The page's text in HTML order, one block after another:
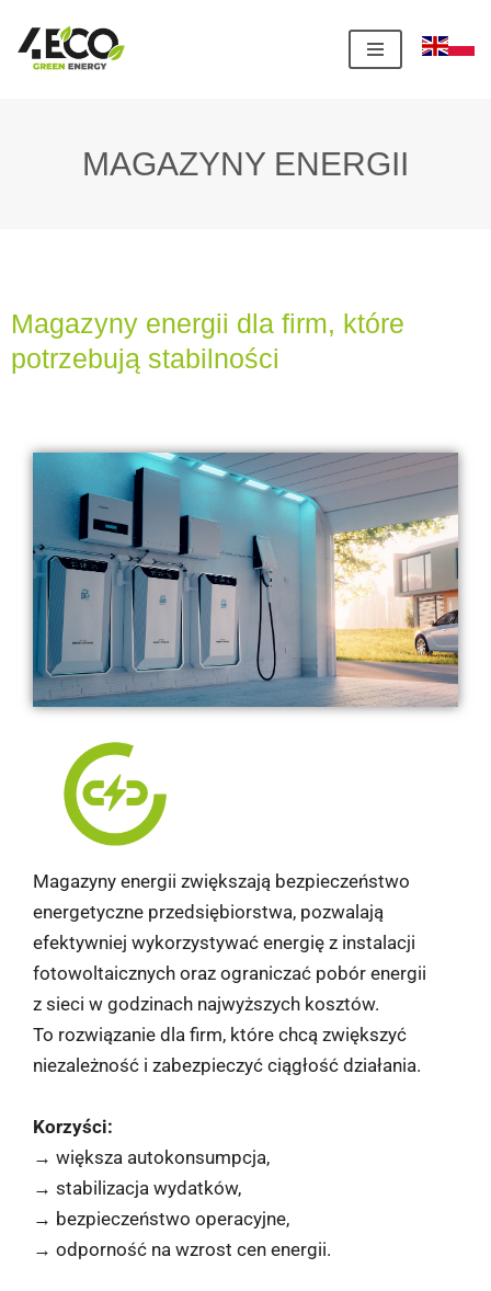
Przejdź
MAGAZYNY ENERGII
Magazyny energii dla firm, które
potrzebują stabilności
Magazyny energii zwiększają bezpieczeństwo
energetyczne przedsiębiorstwa, pozwalają
efektywniej wykorzystywać energię z instalacji
fotowoltaicznych oraz ograniczać pobór energii
z sieci w godzinach najwyższych kosztów.
To rozwiązanie dla firm, które chcą zwiększyć
niezależność i zabezpieczyć ciągłość działania.
Korzyści:
→ większa autokonsumpcja,
→ stabilizacja wydatków,
→ bezpieczeństwo operacyjne,
→ odporność na wzrost cen energii.